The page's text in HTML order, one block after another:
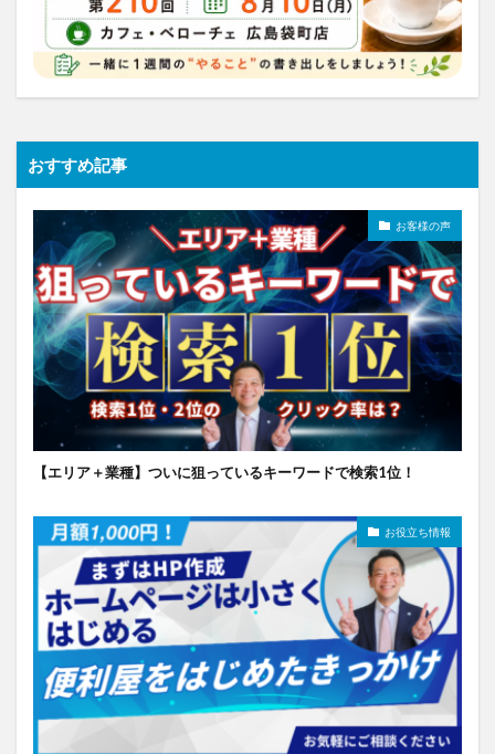
おすすめ記事
お客様の声
【エリア＋業種】ついに狙っているキーワードで検索1位！
お役立ち情報